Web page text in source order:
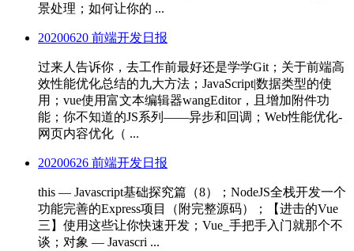
景处理；如何让你的 ...
20200620 前端开发日报
过来人告诉你，去工作前最好还是学学Git；关于前端高
效性能优化总结的九大方法；JavaScript|数据类型的使
用；vue使用富文本编辑器wangEditor，且增加附件功
能；你不知道的JS系列——异步和回调；Web性能优化-
网页内容优化（ ...
20200626 前端开发日报
this — Javascript基础探究篇（8）；NodeJS全栈开发一个
功能完善的Express项目（附完整源码）；【进击的Vue
三】使用这些让你快速开发；Vue_手把手入门就那个不
谈；对象 — Javascri ...